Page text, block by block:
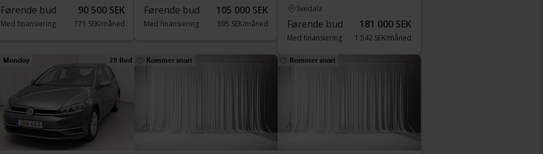
Førende bud 90 500 SEK
Med finansiering 771 SEK/måned
Førende bud 105 000 SEK
Med finansiering 895 SEK/måned
Svedala
Førende bud 181 000 SEK
Med finansiering 1 542 SEK/måned
Monday 28 Bud Kommer snart Kommer snart